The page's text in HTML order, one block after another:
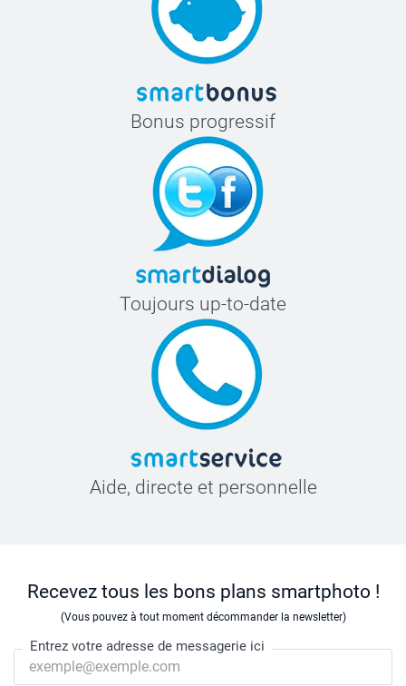
Bonus progressif
Toujours up-to-date
Aide, directe et personnelle
Recevez tous les bons plans smartphoto !
(Vous pouvez à tout moment décommander la newsletter)
Entrez votre adresse de messagerie ici